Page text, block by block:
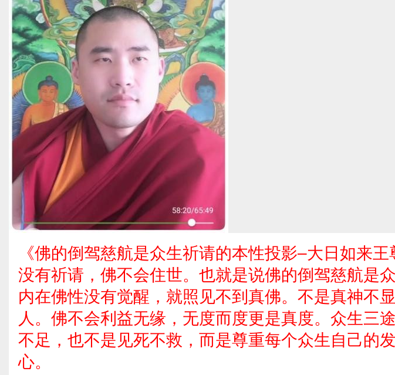
《佛的倒驾慈航是众生祈请的本性投影–大日如来
没有祈请，佛不会住世。也就是说佛的倒驾慈航是
内在佛性没有觉醒，就照见不到真佛。不是真神不
人。佛不会利益无缘，无度而度更是真度。众生三
不足，也不是见死不救，而是尊重每个众生自己的
心。